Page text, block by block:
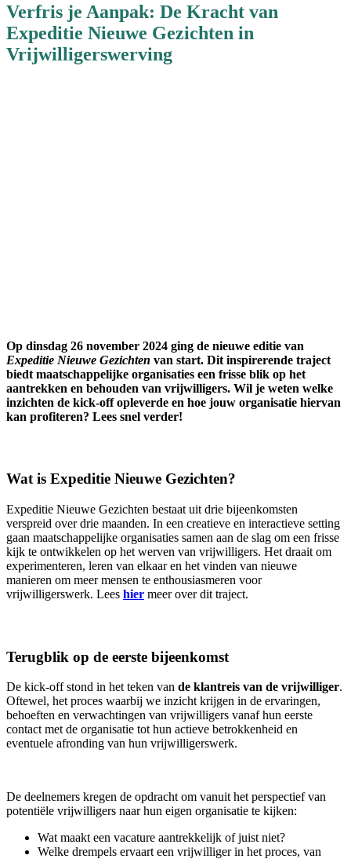
Verfris je Aanpak: De Kracht van
Expeditie Nieuwe Gezichten in
Vrijwilligerswerving
Op dinsdag 26 november 2024 ging de nieuwe editie van
Expeditie Nieuwe Gezichten van start. Dit inspirerende traject
biedt maatschappelijke organisaties een frisse blik op het
aantrekken en behouden van vrijwilligers. Wil je weten welke
inzichten de kick-off opleverde en hoe jouw organisatie hiervan
kan profiteren? Lees snel verder!
Wat is Expeditie Nieuwe Gezichten?
Expeditie Nieuwe Gezichten bestaat uit drie bijeenkomsten
verspreid over drie maanden. In een creatieve en interactieve setting
gaan maatschappelijke organisaties samen aan de slag om een frisse
kijk te ontwikkelen op het werven van vrijwilligers. Het draait om
experimenteren, leren van elkaar en het vinden van nieuwe
manieren om meer mensen te enthousiasmeren voor
vrijwilligerswerk. Lees hier meer over dit traject.
Terugblik op de eerste bijeenkomst
De kick-off stond in het teken van de klantreis van de vrijwilliger.
Oftewel, het proces waarbij we inzicht krijgen in de ervaringen,
behoeften en verwachtingen van vrijwilligers vanaf hun eerste
contact met de organisatie tot hun actieve betrokkenheid en
eventuele afronding van hun vrijwilligerswerk.
De deelnemers kregen de opdracht om vanuit het perspectief van
potentiële vrijwilligers naar hun eigen organisatie te kijken:
Wat maakt een vacature aantrekkelijk of juist niet?
Welke drempels ervaart een vrijwilliger in het proces, van